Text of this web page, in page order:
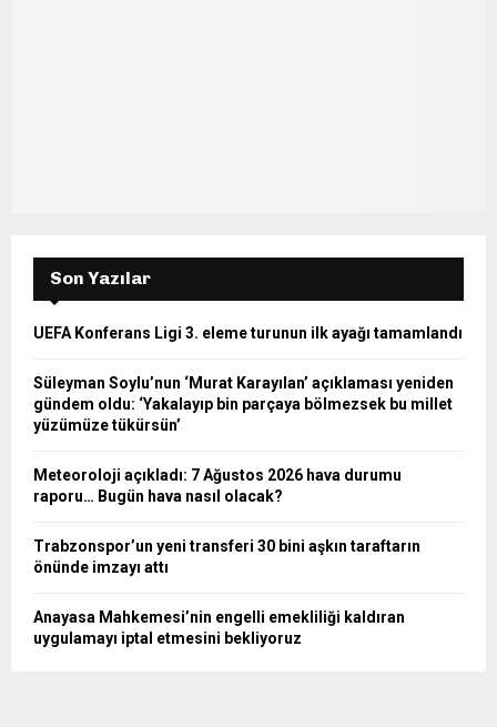
Son Yazılar
UEFA Konferans Ligi 3. eleme turunun ilk ayağı tamamlandı
Süleyman Soylu’nun ‘Murat Karayılan’ açıklaması yeniden
gündem oldu: ‘Yakalayıp bin parçaya bölmezsek bu millet
yüzümüze tükürsün’
Meteoroloji açıkladı: 7 Ağustos 2026 hava durumu
raporu… Bugün hava nasıl olacak?
Trabzonspor’un yeni transferi 30 bini aşkın taraftarın
önünde imzayı attı
Anayasa Mahkemesi’nin engelli emekliliği kaldıran
uygulamayı iptal etmesini bekliyoruz